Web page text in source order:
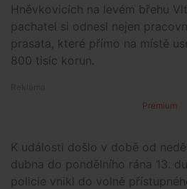
Hněvkovicích na levém břehu
pachatel si odnesl nejen
prasata, které přímo na místě
800 tisíc korun.
Premium
K události došlo v době od
dubna do pondělního rána 13.
policie vnikl do volně